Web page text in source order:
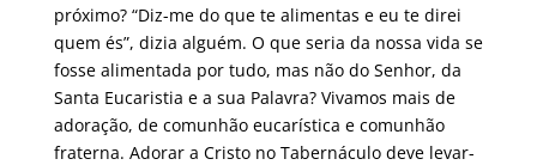
próximo? “Diz-me do que te alimentas e eu te direi
quem és”, dizia alguém. O que seria da nossa vida se
fosse alimentada por tudo, mas não do Senhor, da
Santa Eucaristia e a sua Palavra? Vivamos mais de
adoração, de comunhão eucarística e comunhão
fraterna. Adorar a Cristo no Tabernáculo deve levar-